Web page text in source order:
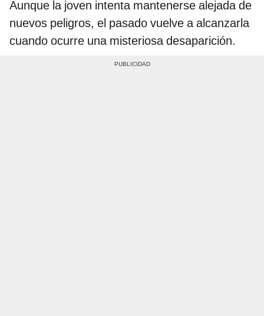
Aunque la joven intenta mantenerse alejada de
nuevos peligros, el pasado vuelve a alcanzarla
cuando ocurre una misteriosa desaparición.